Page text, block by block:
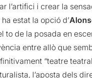
l’artifici i crear la
estat la opció d’
to de la posada en
entre allò que
“teatre
l’aposta dels